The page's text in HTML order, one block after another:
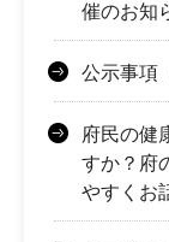
催のお知
公示事項
府民の健
すか？府
やすくお